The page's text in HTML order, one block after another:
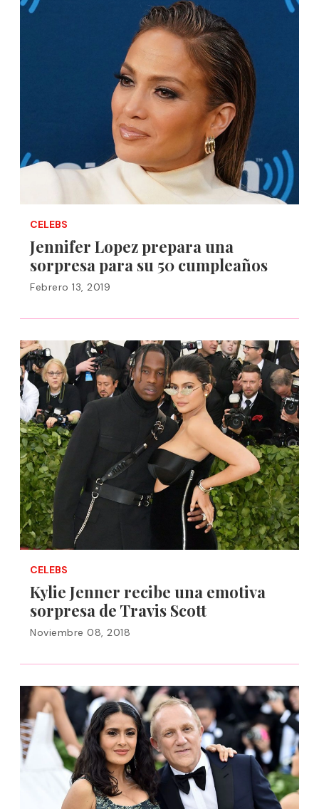
CELEBS
Jennifer Lopez prepara una
sorpresa para su 50 cumpleaños
Febrero 13, 2019
CELEBS
Kylie Jenner recibe una emotiva
sorpresa de Travis Scott
Noviembre 08, 2018